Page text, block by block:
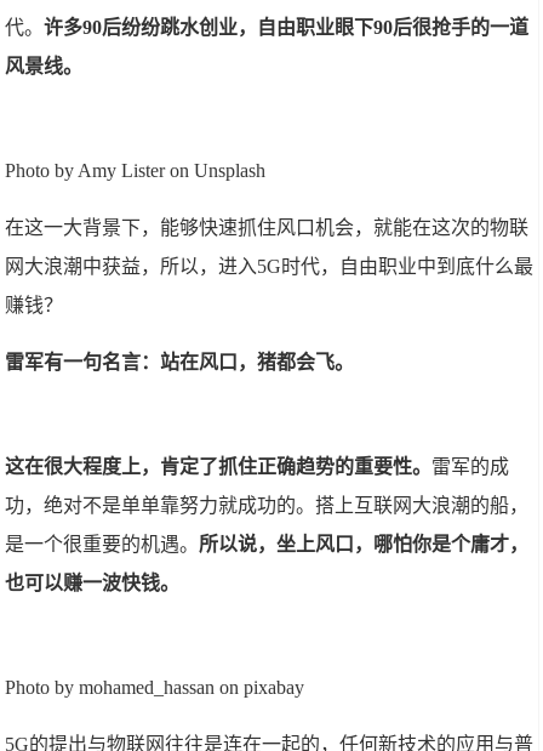
代。许多90后纷纷跳水创业，自由职业眼下90后很抢手的一道
风景线。
Photo by Amy Lister on Unsplash
在这一大背景下，能够快速抓住风口机会，就能在这次的物联
网大浪潮中获益，所以，进入5G时代，自由职业中到底什么最
赚钱？
雷军有一句名言：站在风口，猪都会飞。
这在很大程度上，肯定了抓住正确趋势的重要性。 雷军的成
功，绝对不是单单靠努力就成功的。搭上互联网大浪潮的船，
是一个很重要的机遇。 所以说，坐上风口，哪怕你是个庸才，
也可以赚一波快钱。
Photo by mohamed_hassan on pixabay
5G的提出与物联网往往是连在一起的，任何新技术的应用与普